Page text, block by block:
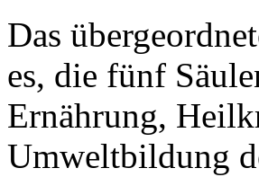
Das
es, die fünf
Ernährung,
Umweltbildung